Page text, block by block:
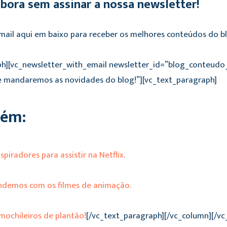
sem assinar a nossa newsletter!
aqui em baixo para receber os melhores conteúdos do
mandaremos as novidades do blog!”][vc_text_paragraph]
para assistir na Netflix.
com os filmes de animação.
de plantão![/vc_text_paragraph][/vc_column][/